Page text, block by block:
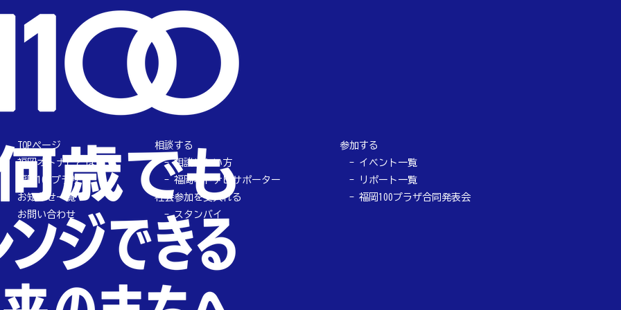
TOPページ
福岡オトナビとは
福岡100プラザ
お知らせ一覧
お問い合わせ
相談する
相談したい方
福岡オトナビサポーター
社会参加を受入れる
スタンバイ
参加する
イベント一覧
リポート一覧
福岡100プラザ合同発表会